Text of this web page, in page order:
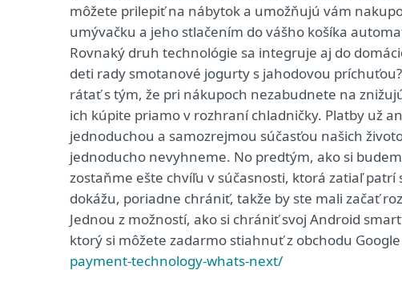
môžete prilepiť na nábytok a umožňujú vám
umývačku a jeho stlačením do vášho košíka
Rovnaký druh technológie sa integruje aj do
deti rady smotanové jogurty s jahodovou
rátať s tým, že pri nákupoch nezabudnete na
ich kúpite priamo v rozhraní chladničky. Platby už
jednoduchou a samozrejmou súčasťou našich
jednoducho nevyhneme. No predtým, ako si
zostaňme ešte chvíľu v súčasnosti, ktorá zatiaľ
dokážu, poriadne chrániť, takže by ste mali začať
Jednou z možností, ako si chrániť svoj Android
ktorý si môžete zadarmo stiahnuť z obchodu Google
payment-technology-whats-next/